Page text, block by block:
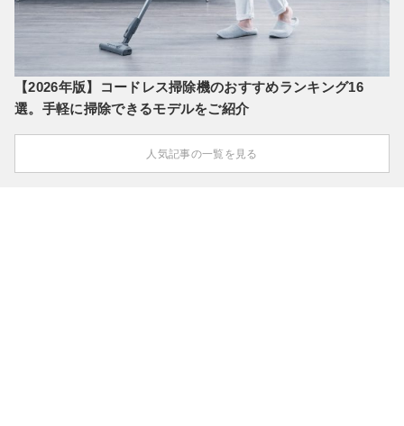
【2026年版】コードレス掃除機のおすすめランキング16
選。手軽に掃除できるモデルをご紹介
人気記事の一覧を見る